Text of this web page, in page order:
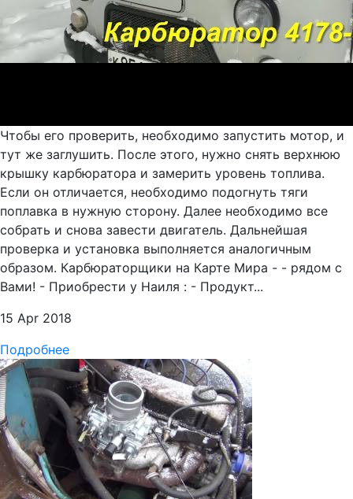
Чтобы его проверить, необходимо запустить мотор, и
тут же заглушить. После этого, нужно снять верхнюю
крышку карбюратора и замерить уровень топлива.
Если он отличается, необходимо подогнуть тяги
поплавка в нужную сторону. Далее необходимо все
собрать и снова завести двигатель. Дальнейшая
проверка и установка выполняется аналогичным
образом. Карбюраторщики на Карте Мира - - рядом с
Вами! - Приобрести у Наиля : - Продукт...
15 Apr 2018
Подробнее